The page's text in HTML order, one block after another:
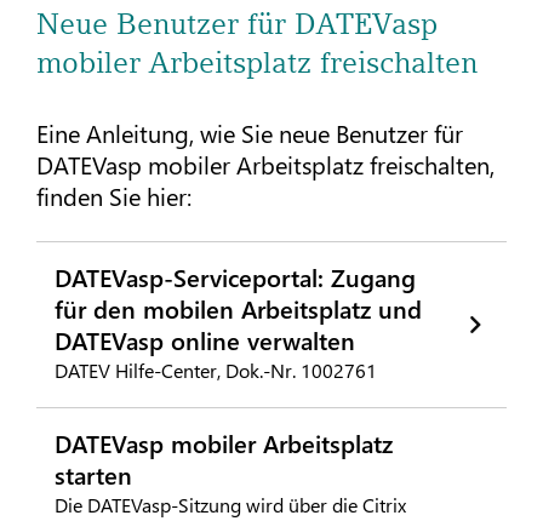
Neue Benutzer für DATEVasp
mobiler Arbeitsplatz freischalten
Eine Anleitung, wie Sie neue Benutzer für
DATEVasp mobiler Arbeitsplatz freischalten,
finden Sie hier:
DATEVasp-Serviceportal: Zugang
für den mobilen Arbeitsplatz und
DATEVasp online verwalten
DATEV Hilfe-Center, Dok.-Nr. 1002761
DATEVasp mobiler Arbeitsplatz
starten
Die DATEVasp-Sitzung wird über die Citrix